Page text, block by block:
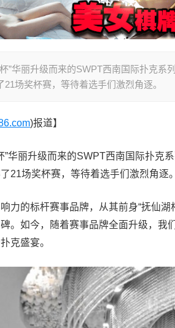
”华丽升级而来的SWPT西南国际扑克
场奖杯赛，等待着选手们激烈角逐。
)报道】
”华丽升级而来的SWPT西南国际扑克
21场奖杯赛，等待着选手们激烈角逐。
力的标杆赛事品牌，从其前身“抚仙
。如今，随着赛事品牌全面升级，我
克盛宴。